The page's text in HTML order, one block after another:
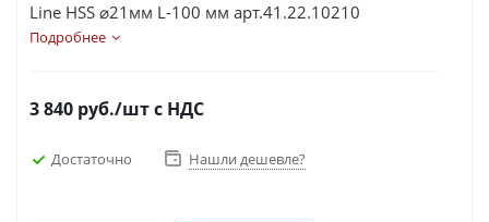
Line HSS ⌀21мм L-100 мм арт.41.22.10210
Подробнее
3 840 руб./штс НДС
Достаточно Нашли дешевле?